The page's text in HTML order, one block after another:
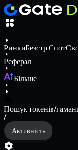
РинкиБезстр.Спот
Реферал
Більше
Пошук токенів/
/
Активність